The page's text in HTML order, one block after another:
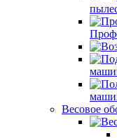
Весовое